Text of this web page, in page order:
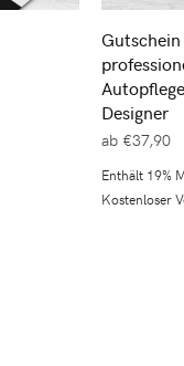
Gutschein
Designer
ab €37,90
Enthält 19%
Kostenloser